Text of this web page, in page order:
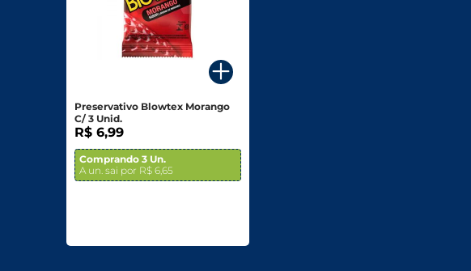
Higiene E Beleza
Doces E Sobremesas
Padaria
Saudáveis E Ôrganicos
Preservativo Blowtex Morango
C/ 3 Unid.
R$ 6,99
Comprando 3 Un.
A un. sai por R$ 6,65